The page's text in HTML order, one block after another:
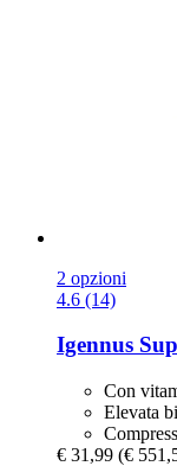
2 opzioni
4.6 (14)
Igennus
Con
Elevata
€ 31,99 (€